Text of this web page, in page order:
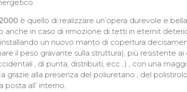
è quello di realizzare un’opera durevole e
anche in caso di rimozione di tetti in eternit
installando un nuovo manto di copertura
il peso gravante sulla struttura), più resistente ai
, di punta, distribuiti, ecc…) , con una
grazie alla presenza del poliuretano , del
all’ interno.